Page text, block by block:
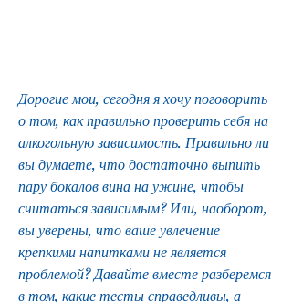
Дорогие мои, сегодня я хочу поговорить
о том, как правильно проверить себя на
алкогольную зависимость. Правильно ли
вы думаете, что достаточно выпить
пару бокалов вина на ужине, чтобы
считаться зависимым? Или, наоборот,
вы уверены, что ваше увлечение
крепкими напитками не является
проблемой? Давайте вместе разберемся
в том, какие тесты справедливы, а